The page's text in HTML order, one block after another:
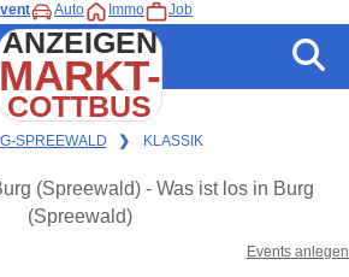
Auto Immo Job
ANZEIGEN
MARKT-
COTTBUS
SPREEWALD ❯ KLASSIK
(Spreewald) - Was ist los in Burg
(Spreewald)
Events anlegen